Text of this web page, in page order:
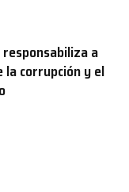
a
la corrupción y el